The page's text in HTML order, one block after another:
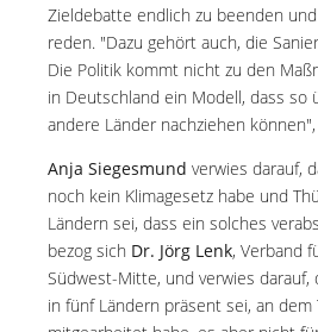
Zieldebatte endlich zu beenden
reden. "Dazu gehört auch, die
Die Politik kommt nicht zu den
in Deutschland ein Modell, dass so
andere Länder nachziehen
Anja Siegesmund verwies darauf,
noch kein Klimagesetz habe und
Ländern sei, dass ein solches
bezog sich Dr. Jörg Lenk, Verband
Südwest-Mitte, und verwies darauf,
in fünf Ländern präsent sei, an dem